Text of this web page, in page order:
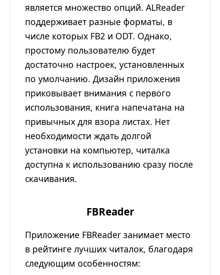
является множество опций. ALReader
поддерживает разные форматы, в
числе которых FB2 и ODT. Однако,
простому пользователю будет
достаточно настроек, установленных
по умолчанию. Дизайн приложения
приковывает внимания с первого
использования, книга напечатана на
привычных для взора листах. Нет
необходимости ждать долгой
установки на компьютер, читалка
доступна к использованию сразу после
скачивания.
FBReader
Приложение FBReader занимает место
в рейтинге лучших читалок, благодаря
следующим особенностям: